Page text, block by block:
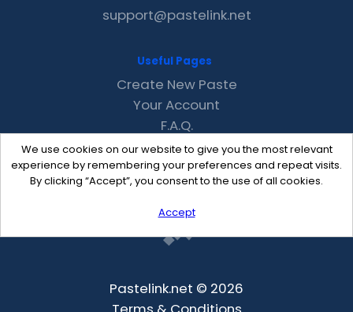
We use cookies on our website to give you the most relevant
experience by remembering your preferences and repeat visits.
By clicking “Accept”, you consent to the use of all cookies.
Accept
support@pastelink.net
Useful Pages
Create New Paste
Your Account
F.A.Q.
Recent
Contact
Pastelink.net © 2026